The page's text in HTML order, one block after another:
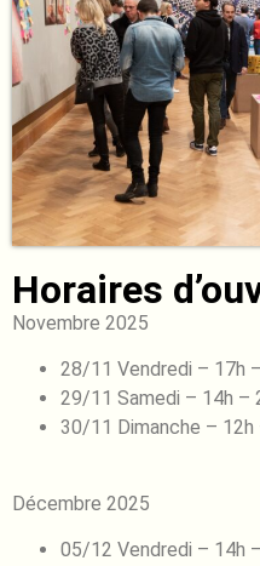
Horaires
Novembre 2025
28/11 Vendredi – 17h
29/11 Samedi – 14h –
30/11 Dimanche – 12h
Décembre 2025
05/12 Vendredi – 14h